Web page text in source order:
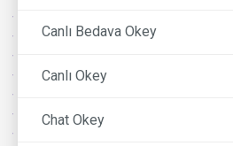
Canlı Bedava Okey
Canlı Okey
Chat Okey